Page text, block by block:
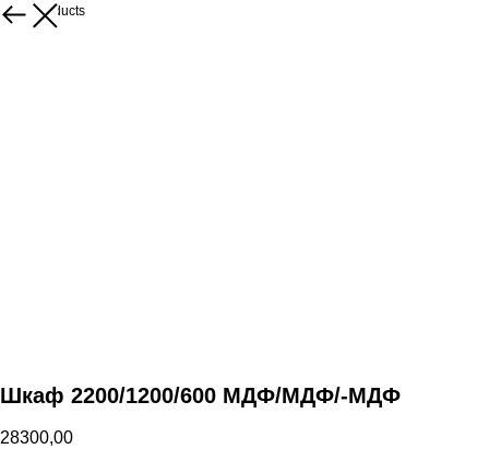
More products
Шкаф 2200/1200/600 МДФ/МДФ/-МДФ
28300,00